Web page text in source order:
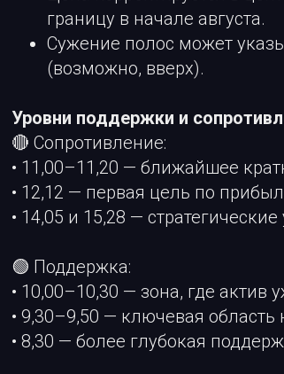
границу в начале августа.
Сужение полос может
(возможно, вверх).
Уровни поддержки и
🔴 Сопротивление:
• 11,00–11,20 — ближайшее
• 12,12 — первая цель по
• 14,05 и 15,28 —
🟢 Поддержка:
• 10,00–10,30 — зона, где актив
• 9,30–9,50 — ключевая область
• 8,30 — более глубокая